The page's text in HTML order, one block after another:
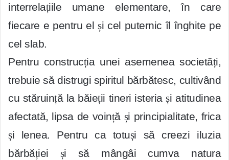
interrelațiile umane elementare, în care
fiecare e pentru el și cel puternic îl înghite pe
cel slab.
Pentru construcția unei asemenea societăți,
trebuie să distrugi spiritul bărbătesc, cultivând
cu stăruință la băieții tineri isteria și atitudinea
afectată, lipsa de voință și principialitate, frica
și lenea. Pentru ca totuși să creezi iluzia
bărbăției și să mângâi cumva natura